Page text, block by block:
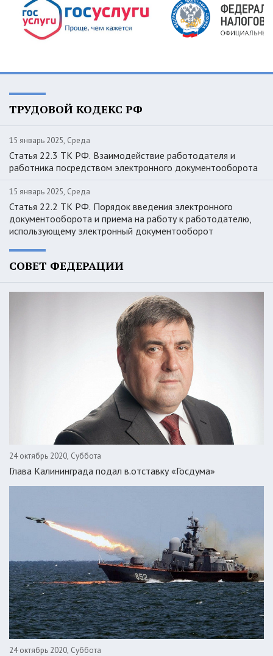
ТРУДОВОЙ КОДЕКС РФ
15 январь 2025, Среда
Статья 22.3 ТК РФ. Взаимодействие работодателя и
работника посредством электронного документооборота
15 январь 2025, Среда
Статья 22.2 ТК РФ. Порядок введения электронного
документооборота и приема на работу к работодателю,
использующему электронный документооборот
СОВЕТ ФЕДЕРАЦИИ
24 октябрь 2020, Суббота
Глава Калининграда подал в.отставку «Госдума»
24 октябрь 2020, Суббота